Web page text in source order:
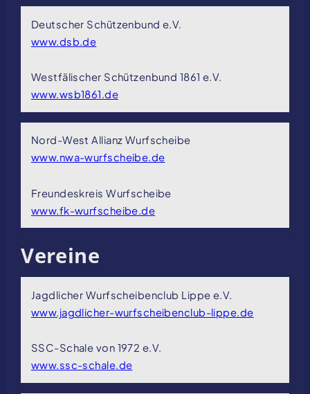
Deutscher Schützenbund e.V.
www.dsb.de
Westfälischer Schützenbund 1861 e.V.
www.wsb1861.de
Nord-West Allianz Wurfscheibe
www.nwa-wurfscheibe.de
Freundeskreis Wurfscheibe
www.fk-wurfscheibe.de
Vereine
Jagdlicher Wurfscheibenclub Lippe e.V.
www.jagdlicher-wurfscheibenclub-lippe.de
SSC-Schale von 1972 e.V.
www.ssc-schale.de